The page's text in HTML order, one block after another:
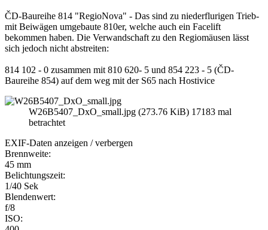
ČD-Baureihe 814 "RegioNova" - Das sind zu niederflurigen Trieb-
mit Beiwägen umgebaute 810er, welche auch ein Facelift
bekommen haben. Die Verwandschaft zu den Regiomäusen lässt
sich jedoch nicht abstreiten:
814 102 - 0 zusammen mit 810 620- 5 und 854 223 - 5 (ČD-
Baureihe 854) auf dem weg mit der S65 nach Hostivice
W26B5407_DxO_small.jpg (273.76 KiB) 17183 mal
betrachtet
EXIF-Daten anzeigen / verbergen
Brennweite:
45 mm
Belichtungszeit:
1/40 Sek
Blendenwert:
f/8
ISO: